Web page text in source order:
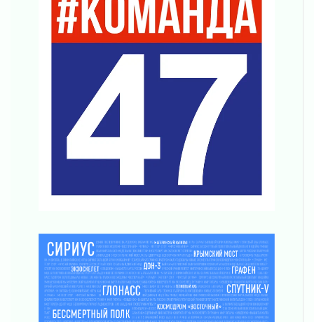
Награды нашли строителей
03 августа 2026
Ленобласть повышает производительность
Поддержка волонтерских объединений
03 августа 2026
Ладожский мост полностью закроют на два
Музеи Ленобласти обновляют пространства
Часть медиков в Ленобласти сможет
рассчитывать на доплату от региона
03 августа 2026
За сутки в Ленинградской области
ликвидировали 10 пожаров
03 августа 2026